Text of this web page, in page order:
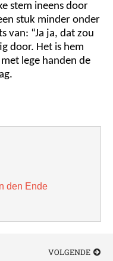
stem ineens door
stuk minder onder
van: “Ja ja, dat zou
door. Het is hem
lege handen de
den Ende
VOLGENDE